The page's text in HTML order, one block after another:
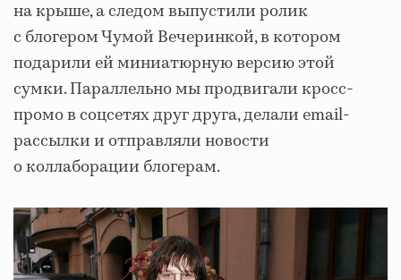
на крыше, а следом выпустили ролик
с блогером Чумой Вечеринкой, в котором
подарили ей миниатюрную версию этой
сумки. Параллельно мы продвигали кросс-
промо в соцсетях друг друга, делали email-
рассылки и отправляли новости
о коллаборации блогерам.